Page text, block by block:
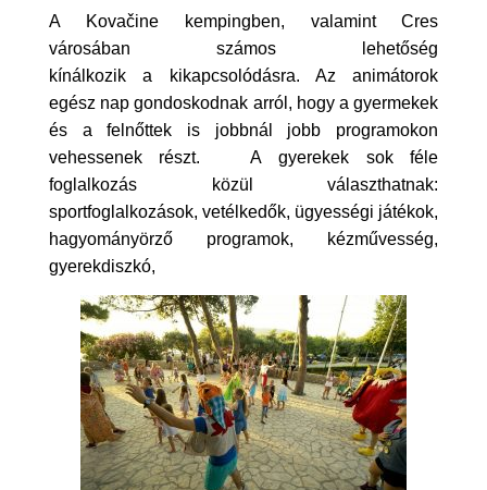
A Kovačine kempingben, valamint Cres
városában számos lehetőség
kínálkozik a kikapcsolódásra. Az animátorok
egész nap gondoskodnak arról, hogy a gyermekek
és a felnőttek is jobbnál jobb programokon
vehessenek részt. A gyerekek sok féle
foglalkozás közül választhatnak:
sportfoglalkozások, vetélkedők, ügyességi játékok,
hagyományörző programok, kézművesség,
gyerekdiszkó,